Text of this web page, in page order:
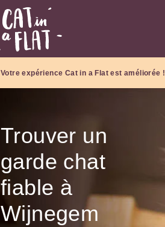
Votre expérience Cat in a Flat est améliorée !
Trouver un
garde chat
fiable à
Wijnegem